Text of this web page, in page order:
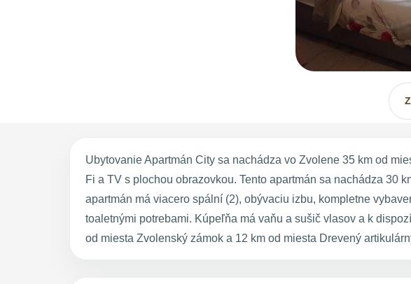
Ubytovanie Apartmán City sa nachádza vo Zvolene 35 km od
Fi a TV s plochou obrazovkou. Tento apartmán sa nachádza 30
apartmán má viacero spální (2), obývaciu izbu, kompletne
toaletnými potrebami. Kúpeľňa má vaňu a sušič vlasov a k
od miesta Zvolenský zámok a 12 km od miesta Drevený